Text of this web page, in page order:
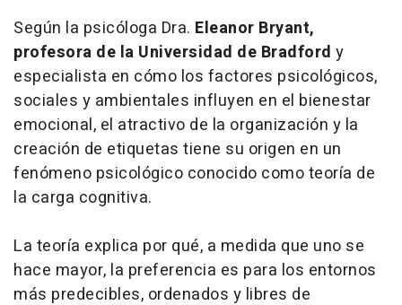
Según la psicóloga Dra. Eleanor Bryant,
profesora de la Universidad de Bradford y
especialista en cómo los factores psicológicos,
sociales y ambientales influyen en el bienestar
emocional, el atractivo de la organización y la
creación de etiquetas tiene su origen en un
fenómeno psicológico conocido comoteoría de
la carga cognitiva.
La teoría explica por qué, a medida que uno se
hace mayor, la preferencia es para los entornos
más predecibles, ordenados y libres de